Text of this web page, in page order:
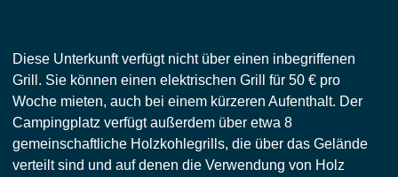
Diese Unterkunft verfügt nicht über einen inbegriffenen
Grill. Sie können einen elektrischen Grill für 50 € pro
Woche mieten, auch bei einem kürzeren Aufenthalt. Der
Campingplatz verfügt außerdem über etwa 8
gemeinschaftliche Holzkohlegrills, die über das Gelände
verteilt sind und auf denen die Verwendung von Holz